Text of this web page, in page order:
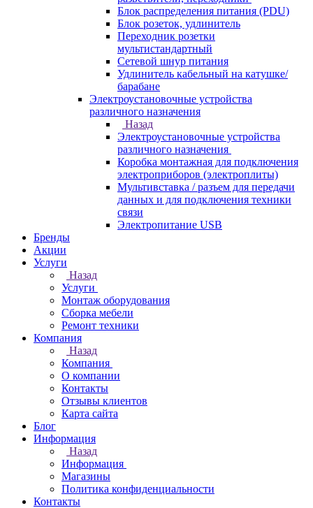
Блок распределения питания (PDU)
Блок розеток, удлинитель
Переходник розетки
мультистандартный
Сетевой шнур питания
Удлинитель кабельный на катушке/
барабане
Электроустановочные устройства
различного назначения
Назад
Электроустановочные устройства
различного назначения
Коробка монтажная для подключения
электроприборов (электроплиты)
Мультивставка / разъем для передачи
данных и для подключения техники
связи
Электропитание USB
Бренды
Акции
Услуги
Назад
Услуги
Монтаж оборудования
Сборка мебели
Ремонт техники
Компания
Назад
Компания
О компании
Контакты
Отзывы клиентов
Карта сайта
Блог
Информация
Назад
Информация
Магазины
Политика конфиденциальности
Контакты